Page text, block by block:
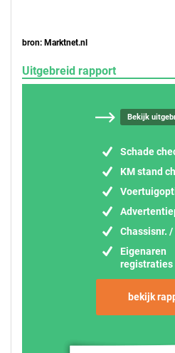
bron: Marktnet.nl
Uitgebreid rapport
Bekijk
Schade
KM stand
Chassisnr.
Eigenaren
registraties
bekijk